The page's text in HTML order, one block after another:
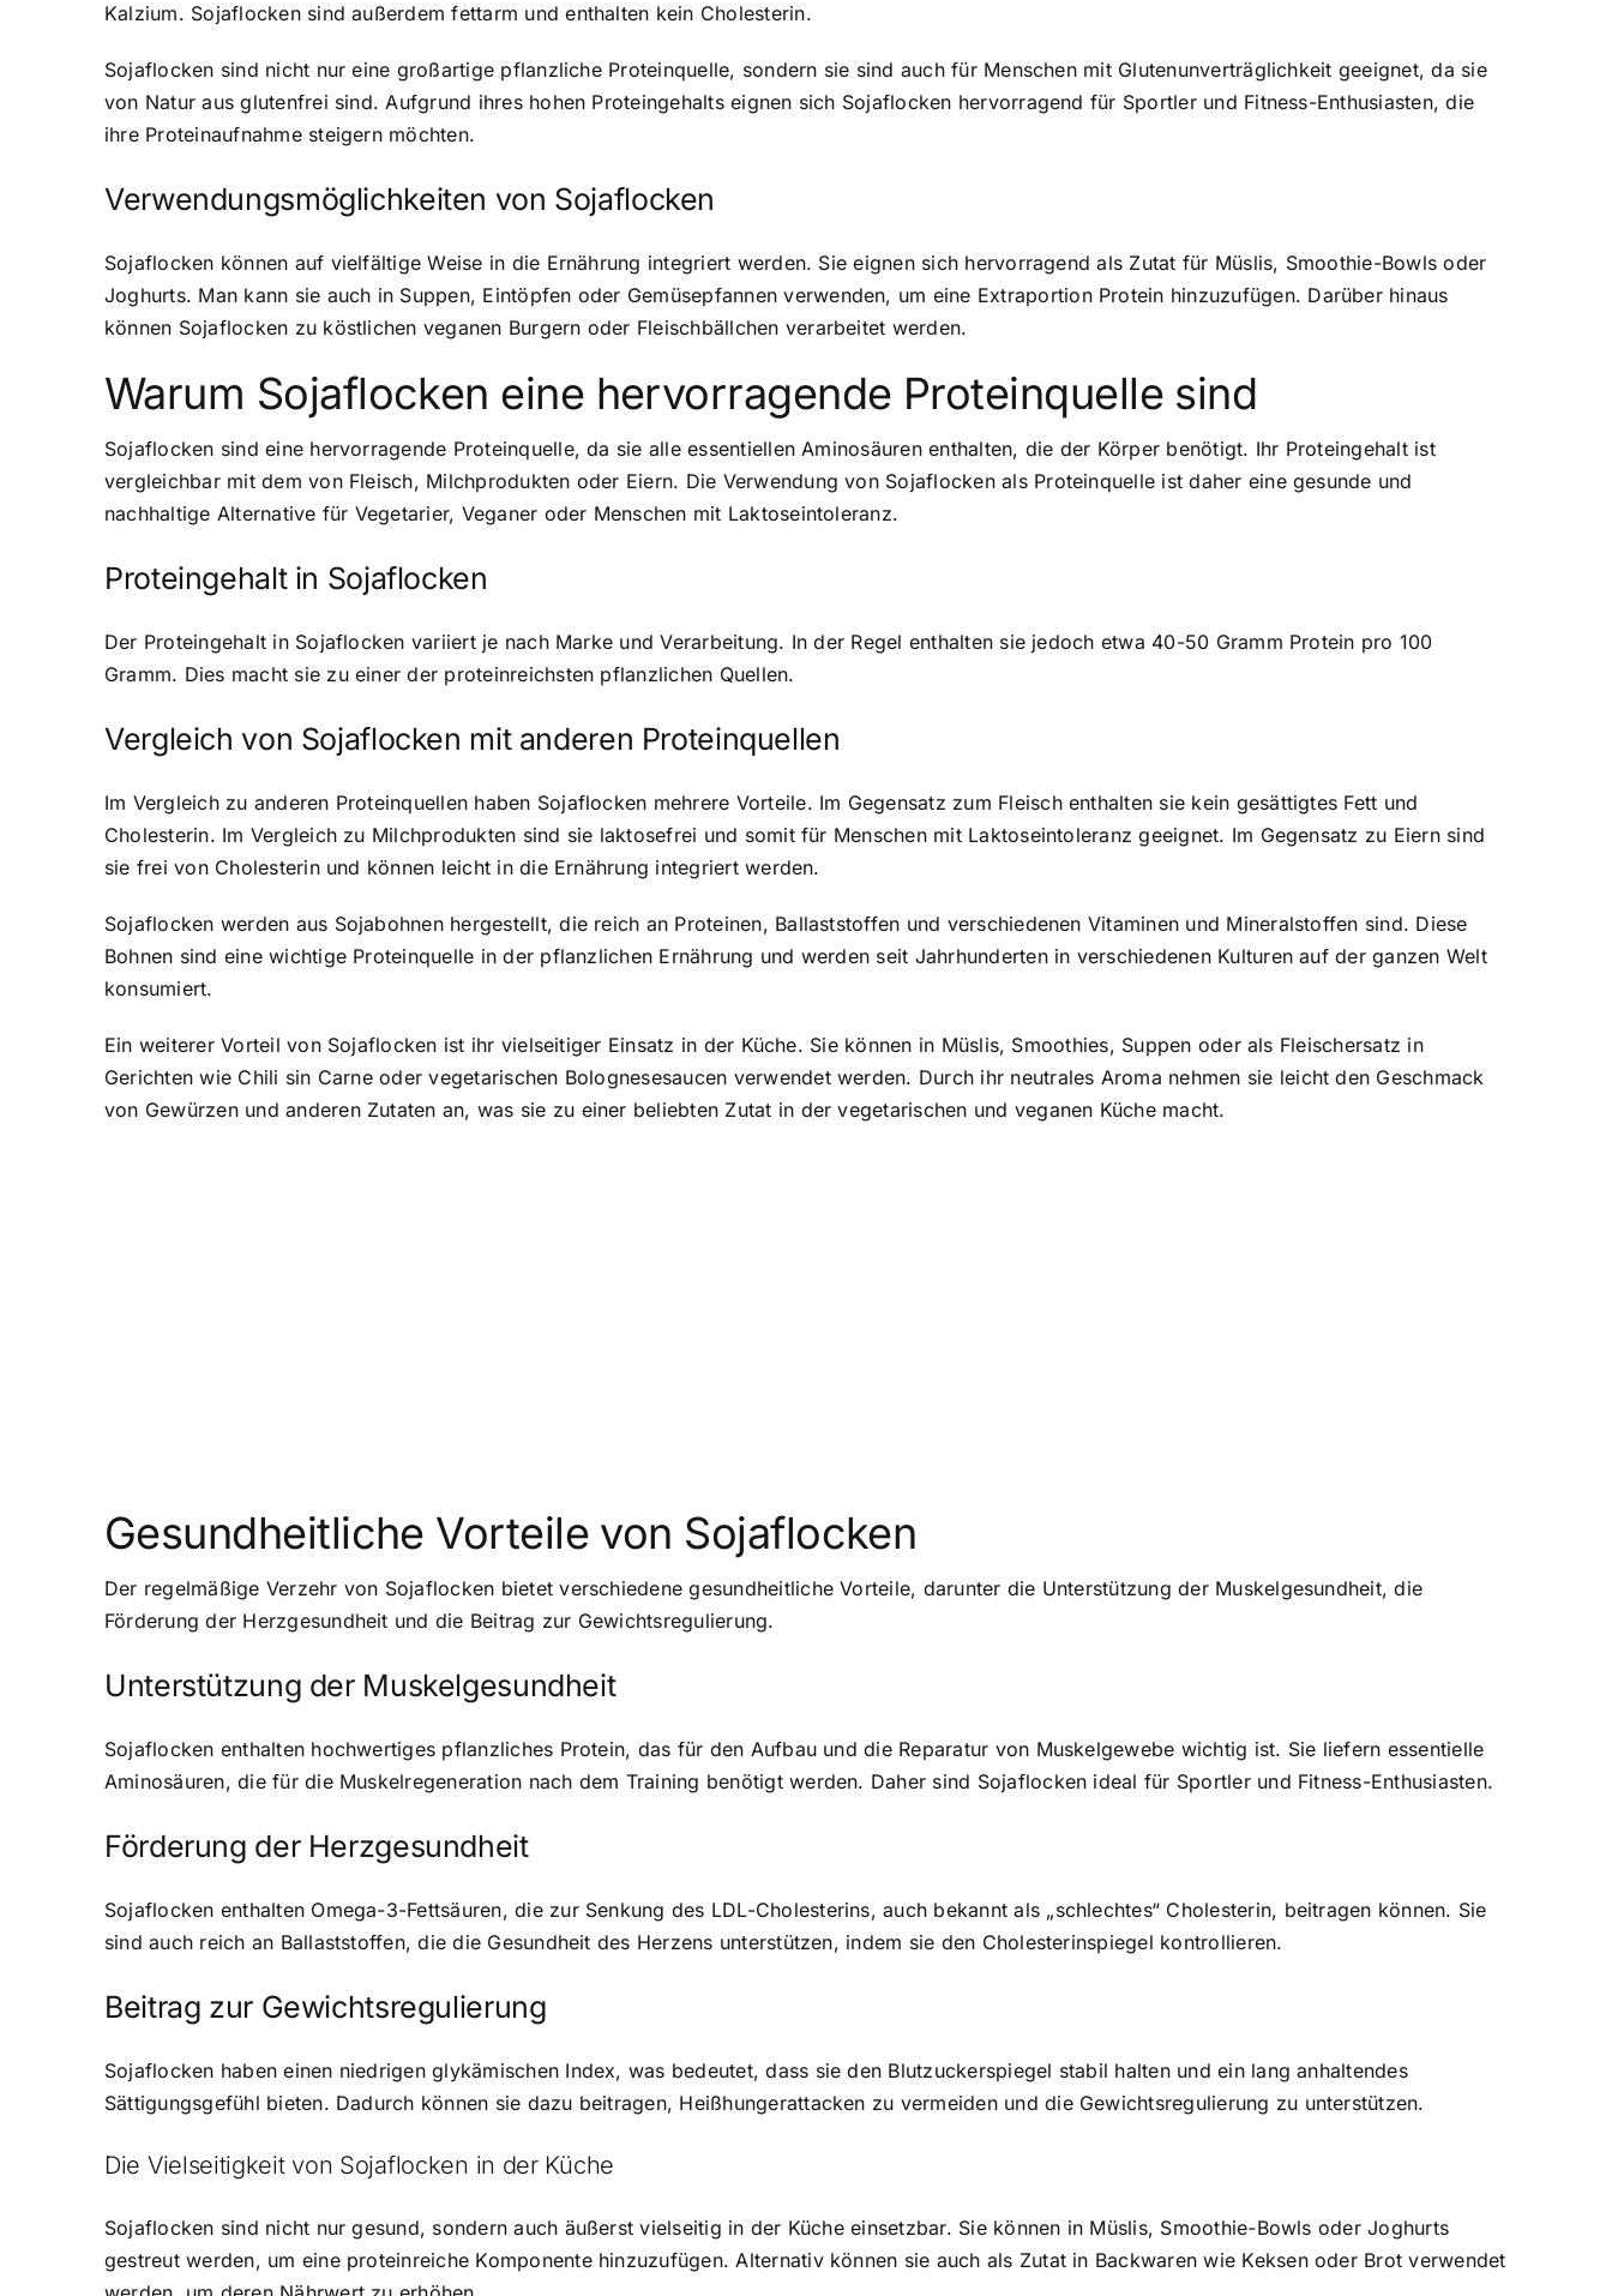
Kalzium. Sojaflocken sind außerdem fettarm und enthalten kein Cholesterin.
Sojaflocken sind nicht nur eine großartige pflanzliche Proteinquelle, sondern sie sind auch für Menschen mit Glutenunverträglichkeit geeignet, da sie
von Natur aus glutenfrei sind. Aufgrund ihres hohen Proteingehalts eignen sich Sojaflocken hervorragend für Sportler und Fitness-Enthusiasten, die
ihre Proteinaufnahme steigern möchten.
Verwendungsmöglichkeiten von Sojaflocken
Sojaflocken können auf vielfältige Weise in die Ernährung integriert werden. Sie eignen sich hervorragend als Zutat für Müslis, Smoothie-Bowls oder
Joghurts. Man kann sie auch in Suppen, Eintöpfen oder Gemüsepfannen verwenden, um eine Extraportion Protein hinzuzufügen. Darüber hinaus
können Sojaflocken zu köstlichen veganen Burgern oder Fleischbällchen verarbeitet werden.
Warum Sojaflocken eine hervorragende Proteinquelle sind
Sojaflocken sind eine hervorragende Proteinquelle, da sie alle essentiellen Aminosäuren enthalten, die der Körper benötigt. Ihr Proteingehalt ist
vergleichbar mit dem von Fleisch, Milchprodukten oder Eiern. Die Verwendung von Sojaflocken als Proteinquelle ist daher eine gesunde und
nachhaltige Alternative für Vegetarier, Veganer oder Menschen mit Laktoseintoleranz.
Proteingehalt in Sojaflocken
Der Proteingehalt in Sojaflocken variiert je nach Marke und Verarbeitung. In der Regel enthalten sie jedoch etwa 40-50 Gramm Protein pro 100
Gramm. Dies macht sie zu einer der proteinreichsten pflanzlichen Quellen.
Vergleich von Sojaflocken mit anderen Proteinquellen
Im Vergleich zu anderen Proteinquellen haben Sojaflocken mehrere Vorteile. Im Gegensatz zum Fleisch enthalten sie kein gesättigtes Fett und
Cholesterin. Im Vergleich zu Milchprodukten sind sie laktosefrei und somit für Menschen mit Laktoseintoleranz geeignet. Im Gegensatz zu Eiern sind
sie frei von Cholesterin und können leicht in die Ernährung integriert werden.
Sojaflocken werden aus Sojabohnen hergestellt, die reich an Proteinen, Ballaststoffen und verschiedenen Vitaminen und Mineralstoffen sind. Diese
Bohnen sind eine wichtige Proteinquelle in der pflanzlichen Ernährung und werden seit Jahrhunderten in verschiedenen Kulturen auf der ganzen Welt
konsumiert.
Ein weiterer Vorteil von Sojaflocken ist ihr vielseitiger Einsatz in der Küche. Sie können in Müslis, Smoothies, Suppen oder als Fleischersatz in
Gerichten wie Chili sin Carne oder vegetarischen Bolognesesaucen verwendet werden. Durch ihr neutrales Aroma nehmen sie leicht den Geschmack
von Gewürzen und anderen Zutaten an, was sie zu einer beliebten Zutat in der vegetarischen und veganen Küche macht.
Gesundheitliche Vorteile von Sojaflocken
Der regelmäßige Verzehr von Sojaflocken bietet verschiedene gesundheitliche Vorteile, darunter die Unterstützung der Muskelgesundheit, die
Förderung der Herzgesundheit und die Beitrag zur Gewichtsregulierung.
Unterstützung der Muskelgesundheit
Sojaflocken enthalten hochwertiges pflanzliches Protein, das für den Aufbau und die Reparatur von Muskelgewebe wichtig ist. Sie liefern essentielle
Aminosäuren, die für die Muskelregeneration nach dem Training benötigt werden. Daher sind Sojaflocken ideal für Sportler und Fitness-Enthusiasten.
Förderung der Herzgesundheit
Sojaflocken enthalten Omega-3-Fettsäuren, die zur Senkung des LDL-Cholesterins, auch bekannt als „schlechtes“ Cholesterin, beitragen können. Sie
sind auch reich an Ballaststoffen, die die Gesundheit des Herzens unterstützen, indem sie den Cholesterinspiegel kontrollieren.
Beitrag zur Gewichtsregulierung
Sojaflocken haben einen niedrigen glykämischen Index, was bedeutet, dass sie den Blutzuckerspiegel stabil halten und ein lang anhaltendes
Sättigungsgefühl bieten. Dadurch können sie dazu beitragen, Heißhungerattacken zu vermeiden und die Gewichtsregulierung zu unterstützen.
Die Vielseitigkeit von Sojaflocken in der Küche
Sojaflocken sind nicht nur gesund, sondern auch äußerst vielseitig in der Küche einsetzbar. Sie können in Müslis, Smoothie-Bowls oder Joghurts
gestreut werden, um eine proteinreiche Komponente hinzuzufügen. Alternativ können sie auch als Zutat in Backwaren wie Keksen oder Brot verwendet